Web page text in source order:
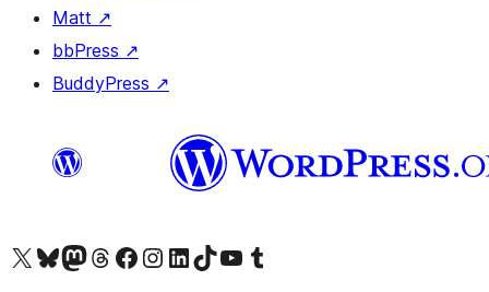
Matt ↗
bbPress ↗
BuddyPress ↗
Visit our X (formerly Twitter) account
Visit our Bluesky account
Visit our Mastodon account
Visit our Threads account
Visita nuestra página de Facebook
Visita nuestra cuenta de Instagram
Visita nuestra cuenta de LinkedIn
Visit our TikTok account
Visita nuestro canal de YouTube
Visit our Tumblr account